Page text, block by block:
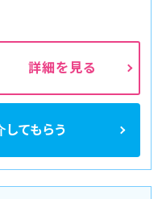
詳細を見る
してもらう